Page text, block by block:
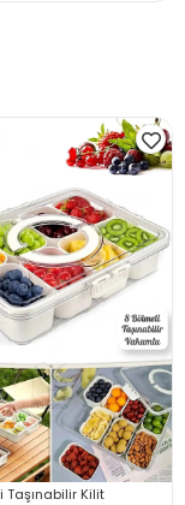
Taşınabilir Kilit